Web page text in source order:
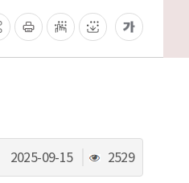
동
2025-09-15
조
회
2529